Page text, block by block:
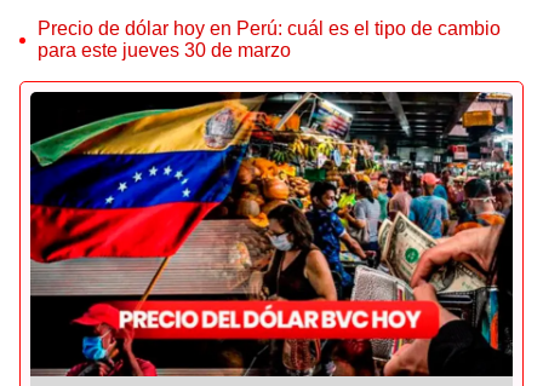
Precio de dólar hoy en Perú: cuál es el tipo de cambio
para este jueves 30 de marzo